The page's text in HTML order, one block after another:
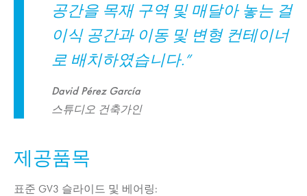
공간을 목재 구역 및 매달아 놓는 걸
이식 공간과 이동 및 변형 컨테이너
로 배치하였습니다.”
David Pérez García
스튜디오 건축가인
제공품목
표준 GV3 슬라이드 및 베어링: